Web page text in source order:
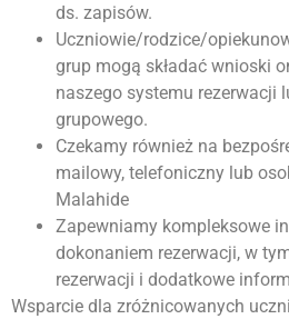
ds. zapisów.
Uczniowie/rodzice/
grup mogą składać wnioski
naszego systemu rezerwacji
grupowego.
Czekamy również na
mailowy, telefoniczny lub
Malahide
Zapewniamy kompleksowe
dokonaniem rezerwacji, w
rezerwacji i dodatkowe
Wsparcie dla zróżnicowanych